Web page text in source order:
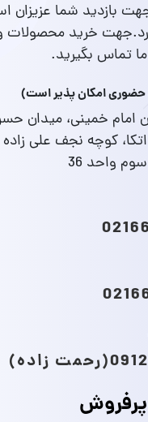
بازدید شما
خرید محصولات
تماس بگیرید.
امکان پذیر است)
امام خمینی، میدان
کوچه نجف علی
واحد 36
زاده)